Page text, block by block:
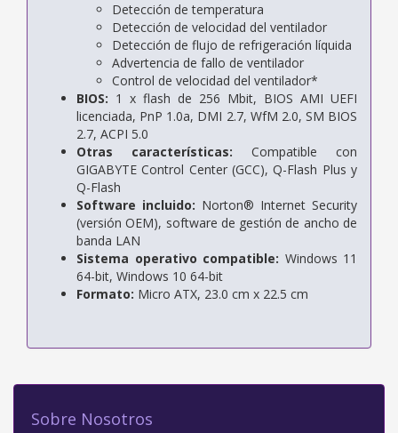
Detección de temperatura
Detección de velocidad del ventilador
Detección de flujo de refrigeración líquida
Advertencia de fallo de ventilador
Control de velocidad del ventilador*
BIOS: 1 x flash de 256 Mbit, BIOS AMI UEFI
licenciada, PnP 1.0a, DMI 2.7, WfM 2.0, SM BIOS
2.7, ACPI 5.0
Otras características: Compatible con
GIGABYTE Control Center (GCC), Q-Flash Plus y
Q-Flash
Software incluido: Norton® Internet Security
(versión OEM), software de gestión de ancho de
banda LAN
Sistema operativo compatible: Windows 11
64-bit, Windows 10 64-bit
Formato: Micro ATX, 23.0 cm x 22.5 cm
Sobre Nosotros